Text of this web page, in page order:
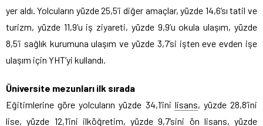
yer aldı. Yolcuların yüzde 25,5’i diğer amaçlar, yüzde 14,6’sı tatil ve
turizm, yüzde 11,9’u iş ziyareti, yüzde 9,9’u okula ulaşım, yüzde
8,5’i sağlık kurumuna ulaşım ve yüzde 3,7’si işten eve evden işe
ulaşım için YHT’yi kullandı.
Üniversite mezunları ilk sırada
Eğitimlerine göre yolcuların yüzde 34,1’ini lisans, yüzde 28,8’ini
lise, yüzde 12,1’ini ilköğretim, yüzde 9,7’sini ön lisans, yüzde